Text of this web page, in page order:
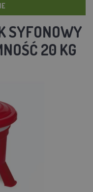
SYFONOWY
20 KG